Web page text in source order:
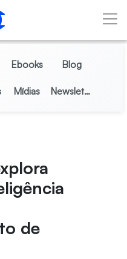
Ebooks Blog
Mídias Newsletter
de